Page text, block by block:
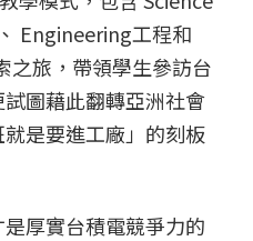
Engineering工程和
旅，帶領學生參訪台
圖藉此翻轉亞洲社會
是要進工廠」的刻板
厚實台積電競爭力的